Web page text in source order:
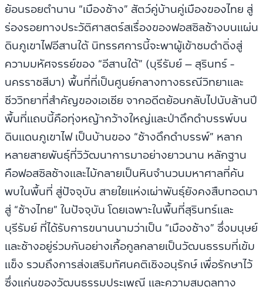
ย้อนรอยตำนาน “เมืองช้าง” สัตว์คู่บ้านคู่เมืองของไทย สู่
ร่องรอยทางประวัติศาสตร์สเรื่องของฟอสซิลช้างบนแผ่น
ดินภูเขาไฟอีสานใต้ นิทรรศการนี้จะพาผู้เข้าชมดำดิ่งสู่
ความมหัศจรรย์ของ “อีสานใต้” (บุรีรัมย์ – สุรินทร์ -
นครราชสีมา) พื้นที่ที่เป็นศูนย์กลางทางธรณีวิทยาและ
ชีววิทยาที่สำคัญของเอเชีย จากอดีตย้อนกลับไปนับล้านปี
พื้นที่แถบนี้คือทุ่งหญ้ากว้างใหญ่และป่าดึกดำบรรพ์บน
ดินแดนภูเขาไฟ เป็นบ้านของ “ช้างดึกดำบรรพ์” หลาก
หลายสายพันธุ์ที่วิวัฒนาการมาอย่างยาวนาน หลักฐาน
คือฟอสซิลช้างและไม้กลายเป็นหินจำนวนมหาศาลที่ค้น
พบในพื้นที่ สู่ปัจจุบัน สายใยแห่งเผ่าพันธุ์ยังคงสืบทอดมา
สู่ “ช้างไทย” ในปัจจุบัน โดยเฉพาะในพื้นที่สุรินทร์และ
บุรีรัมย์ ที่ได้รับการขนานนามว่าเป็น “เมืองช้าง” ซึ่งมนุษย์
และช้างอยู่ร่วมกันอย่างเกื้อกูลกลายเป็นวัฒนธรรมที่เข้ม
แข็ง รวมถึงการส่งเสริมทัศนคติเชิงอนุรักษ์ เพื่อรักษาไว้
ซึ่งแก่นของวัฒนธรรมประเพณี และความสมดุลทาง